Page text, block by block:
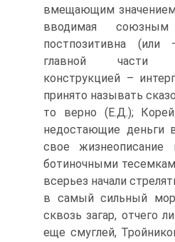
вмещающим
вводимая
постпозитивна
главной части
конструкцией –
принято называть
то верно (Е.Д.);
недостающие деньги
свое
ботиночными
всерьез начали
в самый сильный
сквозь загар, отчего
еще смуглей,